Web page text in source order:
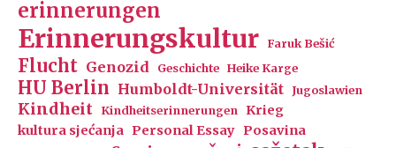
erinnerungen
Erinnerungskultur Faruk Bešić
Flucht Genozid Geschichte Heike Karge
HU Berlin Humboldt-Universität Jugoslawien
Kindheit Kindheitserinnerungen Krieg
kultura sjećanja Personal Essay Posavina